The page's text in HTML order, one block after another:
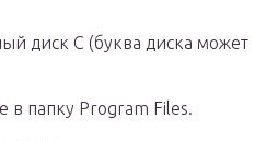
диск С (буква диска может
в папку Program Files.